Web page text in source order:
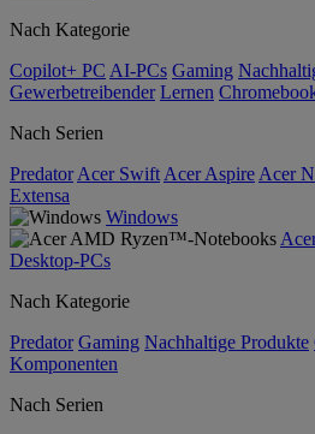
Nach Kategorie
Copilot+ PC AI-PCs Gaming
Gewerbetreibender Lernen
Nach Serien
Predator Acer Swift Acer Aspire Acer
Extensa
Windows
Desktop-PCs
Nach Kategorie
Predator Gaming Nachhaltige Produkte
Komponenten
Nach Serien